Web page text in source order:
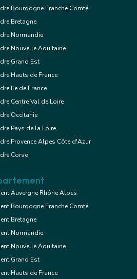
Bourgogne Franche Comté
Bretagne
Normandie
Nouvelle Aquitaine
Grand Est
Hauts de France
Ile de France
Centre Val de Loire
Occitanie
Pays de la Loire
Provence Alpes Côte d'Azur
Corse
Auvergne Rhône Alpes
Bourgogne Franche Comté
Bretagne
Normandie
Nouvelle Aquitaine
Grand Est
Hauts de France